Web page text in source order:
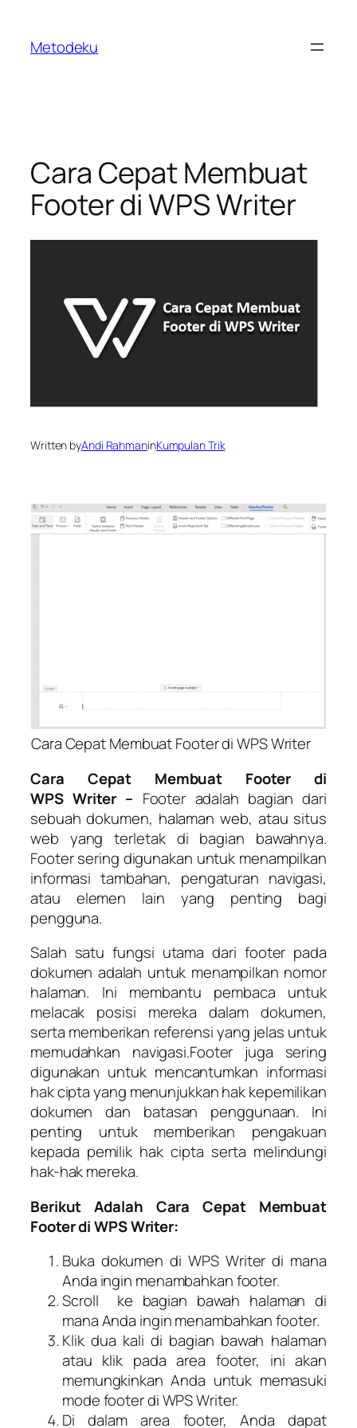
content
Metodeku
Cara Cepat Membuat
Footer di WPS Writer
Written byAndi RahmaninKumpulan Trik
Cara Cepat Membuat Footer di WPS Writer
Cara Cepat Membuat Footer di
WPS Writer– Footer adalah bagian dari
sebuah dokumen, halaman web, atau situs
web yang terletak di bagian bawahnya.
Footer sering digunakan untuk menampilkan
informasi tambahan, pengaturan navigasi,
atau elemen lain yang penting bagi
pengguna.
Salah satu fungsi utama dari footer pada
dokumen adalah untuk menampilkan nomor
halaman. Ini membantu pembaca untuk
melacak posisi mereka dalam dokumen,
serta memberikan referensi yang jelas untuk
memudahkan navigasi.Footer juga sering
digunakan untuk mencantumkan informasi
hak cipta yang menunjukkan hak kepemilikan
dokumen dan batasan penggunaan. Ini
penting untuk memberikan pengakuan
kepada pemilik hak cipta serta melindungi
hak-hak mereka.
Berikut Adalah Cara Cepat Membuat
Footer di WPS Writer:
Buka dokumen di WPS Writer di mana
Anda ingin menambahkan footer.
Scroll ke bagian bawah halaman di
mana Anda ingin menambahkan footer.
Klik dua kali di bagian bawah halaman
atau klik pada area footer, ini akan
memungkinkan Anda untuk memasuki
mode footer di WPS Writer.
Di dalam area footer, Anda dapat